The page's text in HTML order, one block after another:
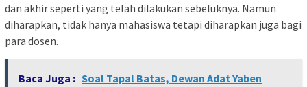
dan akhir seperti yang telah dilakukan sebeluknya. Namun
diharapkan, tidak hanya mahasiswa tetapi diharapkan juga bagi
para dosen.
Baca Juga : Soal Tapal Batas, Dewan Adat Yaben